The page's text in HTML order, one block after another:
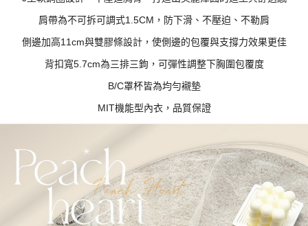
肩帶為不可拆可調式1.5CM，防下滑、不壓迫、不勒肩
側邊加高11cm與雙膠條設計，使側邊的包覆與支撐力效果更佳
背扣寬5.7cm為三排三鉤，可彈性調整下胸圍包覆度
B/C罩杯皆為均勻襯墊
MIT機能型內衣，品質保證